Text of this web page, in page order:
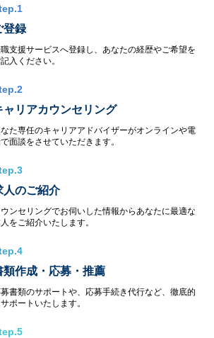
登録
支援サービスへ登録し、あなたの経歴やご希望を
入ください。
ャリアカウンセリング
た専任のキャリアアドバイザーがオンラインや電
面談をさせていただきます。
人のご紹介
ンセリングでお伺いした情報からあなたに最適な
をご紹介いたします。
類作成・応募・推薦
書類のサポートや、応募手続き代行など、徹底的
ポートいたします。